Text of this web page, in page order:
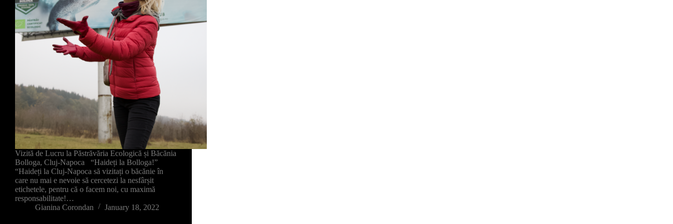
Vizită de Lucru la Păstrăvăria Ecologică și Băcănia
Bolloga, Cluj-Napoca “Haideți la Bolloga!”
“Haideți la Cluj-Napoca să vizitați o băcănie în
care nu mai e nevoie să cercetezi la nesfârșit
etichetele, pentru că o facem noi, cu maximă
responsabilitate!…
Gianina Corondan
January 18, 2022